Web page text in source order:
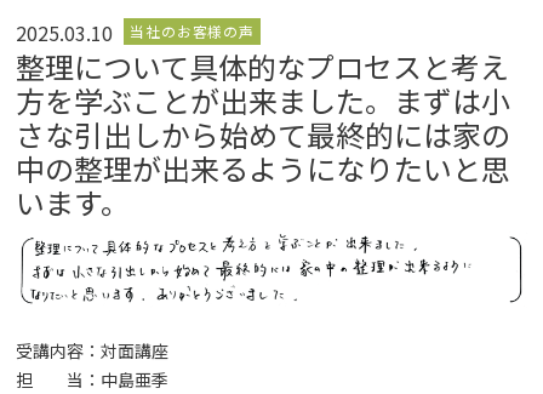
2025.03.10 当社のお客様の声
整理について具体的なプロセスと考え
方を学ぶことが出来ました。まずは小
さな引出しから始めて最終的には家の
中の整理が出来るようになりたいと思
います。
受講内容：対面講座
担 当：中島亜季